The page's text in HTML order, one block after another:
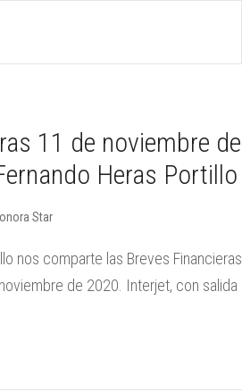
11 de noviembre de
Heras Portillo
Star
nos comparte las Breves Financieras
de 2020. Interjet, con salida